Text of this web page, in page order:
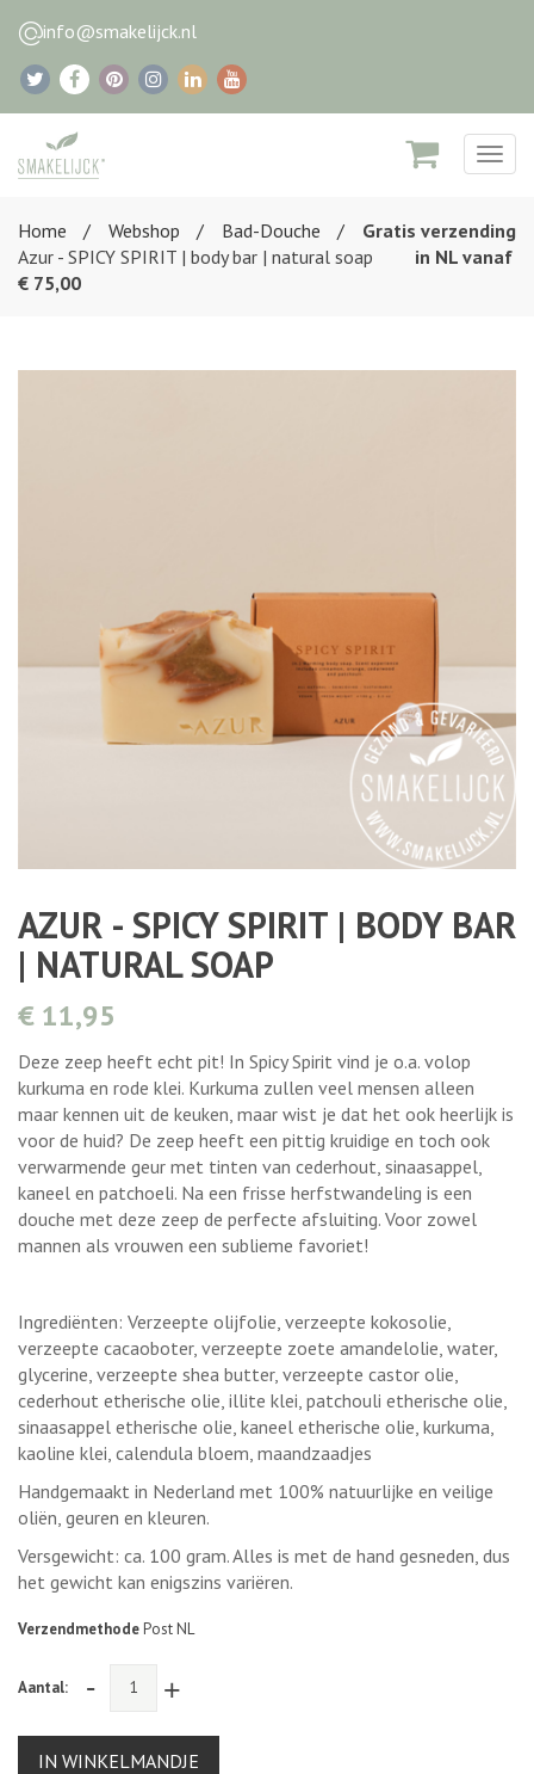
info@smakelijck.nl
Home
Webshop
Bad-Douche
Azur - SPICY SPIRIT | body bar | natural soap
Gratis verzending
in NL vanaf
€ 75,00
AZUR - SPICY SPIRIT | BODY BAR
| NATURAL SOAP
€ 11,95
Deze zeep heeft echt pit! In Spicy Spirit vind je o.a. volop
kurkuma en rode klei. Kurkuma zullen veel mensen alleen
maar kennen uit de keuken, maar wist je dat het ook heerlijk is
voor de huid? De zeep heeft een pittig kruidige en toch ook
verwarmende geur met tinten van cederhout, sinaasappel,
kaneel en patchoeli. Na een frisse herfstwandeling is een
douche met deze zeep de perfecte afsluiting. Voor zowel
mannen als vrouwen een sublieme favoriet!
Ingrediënten: Verzeepte olijfolie, verzeepte kokosolie,
verzeepte cacaoboter, verzeepte zoete amandelolie, water,
glycerine, verzeepte shea butter, verzeepte castor olie,
cederhout etherische olie, illite klei, patchouli etherische olie,
sinaasappel etherische olie, kaneel etherische olie, kurkuma,
kaoline klei, calendula bloem, maandzaadjes
Handgemaakt in Nederland met 100% natuurlijke en veilige
oliën, geuren en kleuren.
Versgewicht: ca. 100 gram. Alles is met de hand gesneden, dus
het gewicht kan enigszins variëren.
VerzendmethodePost NL
Aantal: - +
IN WINKELMANDJE